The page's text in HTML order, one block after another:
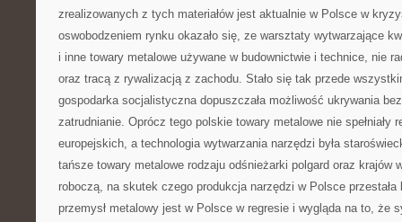
zrealizowanych z tych materiałów jest aktualnie w Polsce w
oswobodzeniem rynku okazało się, ze warsztaty wytwarzające
i inne towary metalowe używane w budownictwie i technice, nie
oraz tracą z rywalizacją z zachodu. Stało się tak przede
gospodarka socjalistyczna dopuszczała możliwość ukrywania
zatrudnianie. Oprócz tego polskie towary metalowe nie spełniały
europejskich, a technologia wytwarzania narzędzi była
tańsze towary metalowe rodzaju odśnieżarki polgard oraz krajów
roboczą, na skutek czego produkcja narzędzi w Polsce
przemysł metalowy jest w Polsce w regresie i wygląda na to, że